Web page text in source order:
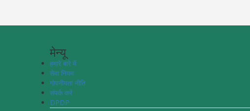
मेन्यू
हमारे बारे में
सेवा नियम
गोपनीयता नीति
संपर्क करें
DPDP